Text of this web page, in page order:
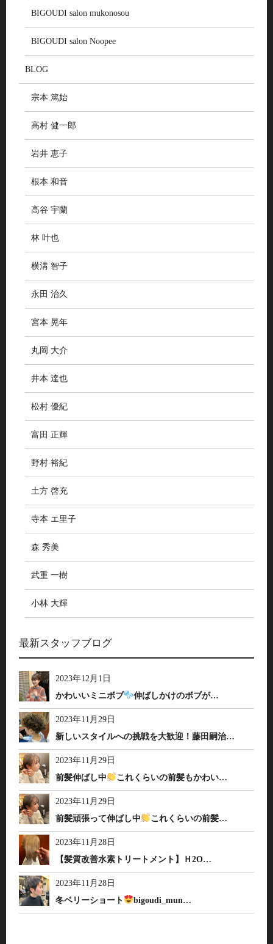
BIGOUDI salon mukonosou
BIGOUDI salon Noopee
BLOG
宗本 篤始
高村 健一郎
岩井 恵子
根本 和音
高谷 宇蘭
林 叶也
横溝 智子
永田 治久
宮本 晃年
丸岡 大介
井本 達也
松村 優紀
富田 正輝
野村 裕紀
土方 啓充
寺本 エ里子
森 秀美
武重 一樹
小林 大輝
最新スタッフブログ
2023年12月1日
かわいいミニボブ
伸ばしかけのボブが…
2023年11月29日
新しいスタイルへの挑戦を大歓迎！藤田嗣治…
2023年11月29日
前髪伸ばし中
これくらいの前髪もかわい…
2023年11月29日
前髪頑張って伸ばし中
これくらいの前髪…
2023年11月28日
【髪質改善水素トリートメント】Ｈ2O…
2023年11月28日
冬ベリーショート
bigoudi_mun…